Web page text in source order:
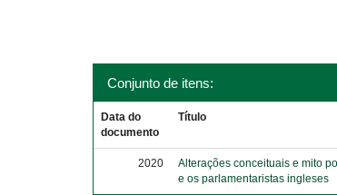
Conjunto de itens:
Data do
documento
Título
2020
Alterações conceituais e mito
e os parlamentaristas ingleses